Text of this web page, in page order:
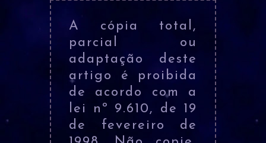
A cópia total,
parcial ou
adaptação deste
artigo é proibida
de acordo com a
lei nº 9.610, de 19
de fevereiro de